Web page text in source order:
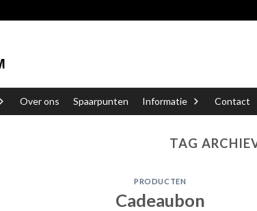
Over ons Spaarpunten Informatie Contact
TAG
PRODUCTEN
Cadeaubon